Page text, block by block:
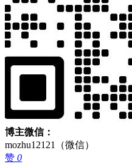
博主微信：
mozhu12121（微信）
赞 0